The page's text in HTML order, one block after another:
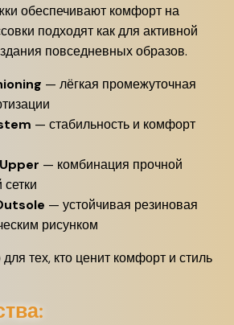
обеспечивают комфорт на
подходят как для активной
повседневных образов.
— лёгкая промежуточная
— стабильность и комфорт
— комбинация прочной
— устойчивая резиновая
рисунком
тех, кто ценит комфорт и стиль